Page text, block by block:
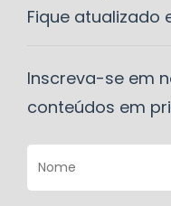
Fique atualizado
Inscreva-se em
conteúdos em